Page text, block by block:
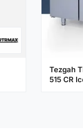
Tezgah
515 CR